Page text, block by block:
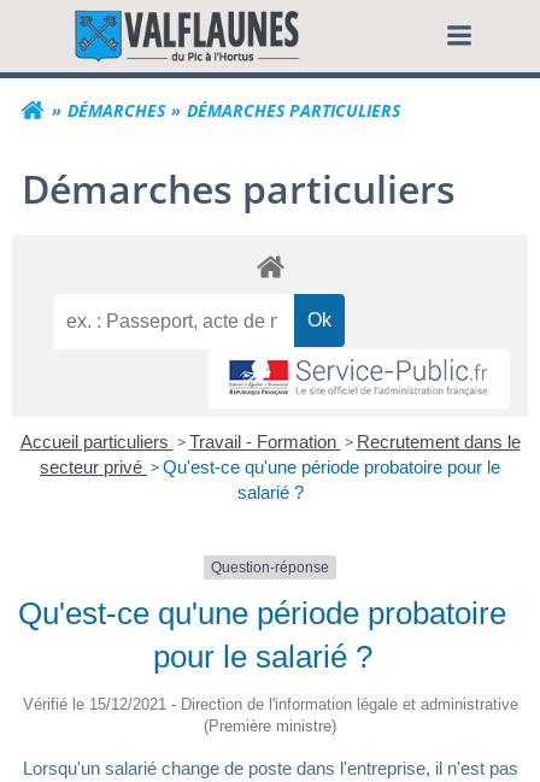
contenuCommune de
DÉMARCHES DÉMARCHES PARTICULIERS
Démarches particuliers
Accueil particuliers > Travail - Formation > Recrutement dans le
secteur privé >Qu'est-ce qu'une période probatoire pour le
salarié ?
Question-réponse
Qu'est-ce qu'une période probatoire
pour le salarié ?
Vérifié le 15/12/2021 - Direction de l'information légale et administrative
(Première ministre)
Lorsqu'un salarié change de poste dans l'entreprise, il n'est pas